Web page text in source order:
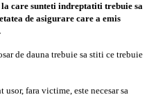
care sunteti indreptatiti trebuie sa
de asigurare care a emis
de dauna trebuie sa stiti ce trebuie
fara victime, este necesar sa